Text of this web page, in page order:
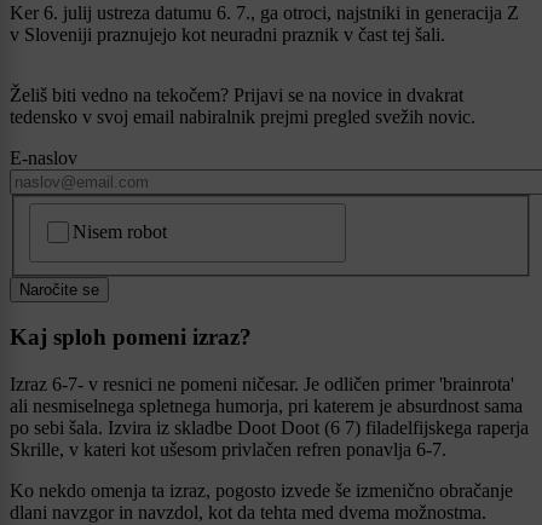
Ker 6. julij ustreza datumu 6. 7., ga otroci, najstniki in generacija Z
v Sloveniji praznujejo kot neuradni praznik v čast tej šali.
Želiš biti vedno na tekočem? Prijavi se na novice in dvakrat
tedensko v svoj email nabiralnik prejmi pregled svežih novic.
E-naslov
Nisem robot
Naročite se
Kaj sploh pomeni izraz?
Izraz 6-7- v resnici ne pomeni ničesar. Je odličen primer 'brainrota'
ali nesmiselnega spletnega humorja, pri katerem je absurdnost sama
po sebi šala. Izvira iz skladbe Doot Doot (6 7) filadelfijskega raperja
Skrille, v kateri kot ušesom privlačen refren ponavlja 6-7.
Ko nekdo omenja ta izraz, pogosto izvede še izmenično obračanje
dlani navzgor in navzdol, kot da tehta med dvema možnostma.